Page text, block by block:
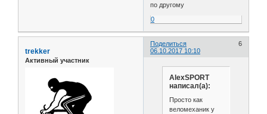
по другому
0
Поделиться
6
06.10.2017 10:10
trekker
Активный участник
AlexSPORT
написал(а):
Просто как
веломеханик у